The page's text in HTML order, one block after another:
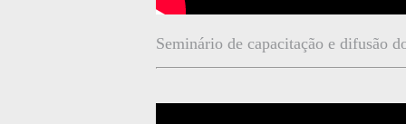
Seminário de capacitação e difusão